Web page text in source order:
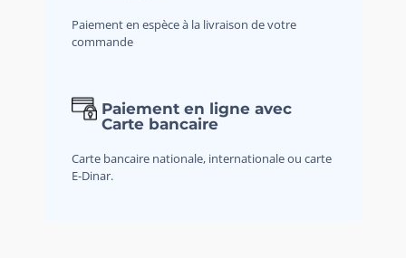
Paiement en espèce à la livraison de votre
commande
Paiement en ligne avec
Carte bancaire
Carte bancaire nationale, internationale ou carte
E-Dinar.